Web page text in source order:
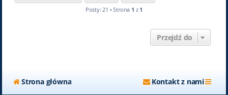
Posty: 21 • Strona 1 z 1
Przejdź do
Strona główna Kontakt z nami